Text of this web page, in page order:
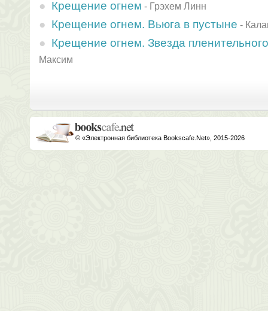
Крещение огнем - Грэхем Линн
Крещение огнем. Вьюга в пустыне -
Крещение огнем. Звезда
Максим
© «Электронная библиотека Bookscafe.Net», 2015-2026